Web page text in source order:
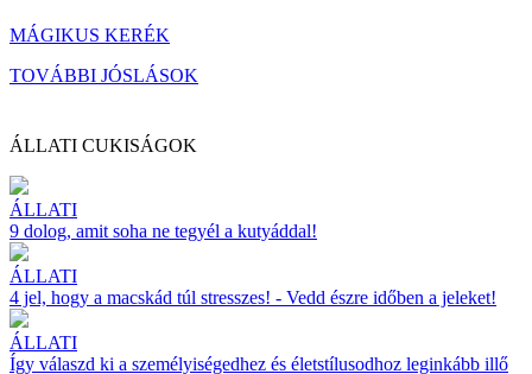
MÁGIKUS KERÉK
TOVÁBBI JÓSLÁSOK
ÁLLATI CUKISÁGOK
ÁLLATI
9 dolog, amit soha ne tegyél a kutyáddal!
ÁLLATI
4 jel, hogy a macskád túl stresszes! - Vedd észre időben a jeleket!
ÁLLATI
Így válaszd ki a személyiségedhez és életstílusodhoz leginkább illő